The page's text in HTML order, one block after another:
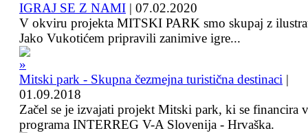
IGRAJ SE Z NAMI | 07.02.2020
V okviru projekta MITSKI PARK smo skupaj z
Jako Vukotićem pripravili zanimive igre...
Mitski park - Skupna čezmejna turistična destinaci |
01.09.2018
Začel se je izvajati projekt Mitski park, ki se financira
programa INTERREG V-A Slovenija - Hrvaška.